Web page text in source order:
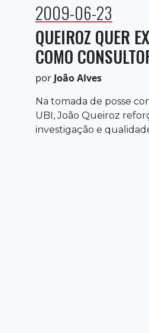
2009-06-23
QUEIROZ QUER
COMO
por João Alves
Na tomada de posse
UBI, João Queiroz
investigação e